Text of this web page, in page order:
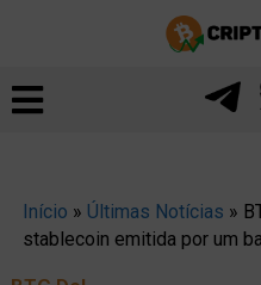
Início » Últimas Notícias »
stablecoin emitida por um